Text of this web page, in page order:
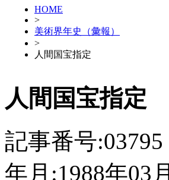
HOME
>
美術界年史（彙報）
>
人間国宝指定
人間国宝指定
記事番号:03795
年月:1988年03月